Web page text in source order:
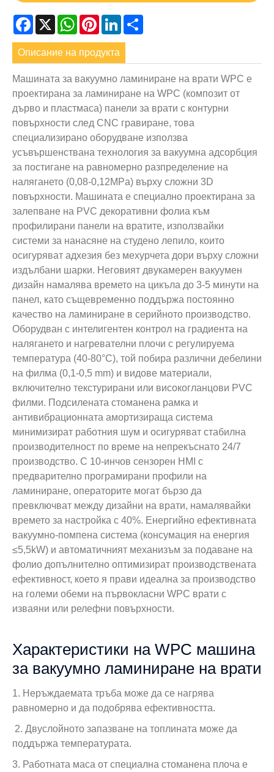
Facebook
X WhatsApp
PinterestLinkedIn
Описание на продукта
Машината за вакуумно ламиниране на врати WPC е
проектирана за ламиниране на WPC (композит от
дърво и пластмаса) панели за врати с контурни
повърхности след CNC гравиране, това
специализирано оборудване използва
усъвършенствана технология за вакуумна адсорбция
за постигане на равномерно разпределение на
налягането (0,08-0,12MPa) върху сложни 3D
повърхности. Машината е специално проектирана за
залепване на PVC декоративни фолиа към
профилирани панели на вратите, използвайки
системи за нанасяне на студено лепило, които
осигуряват адхезия без мехурчета дори върху сложни
издълбани шарки. Неговият двукамерен вакуумен
дизайн намалява времето на цикъла до 3-5 минути на
панел, като същевременно поддържа постоянно
качество на ламиниране в серийното производство.
Оборудван с интелигентен контрол на градиента на
налягането и нагревателни плочи с регулируема
температура (40-80°C), той побира различни дебелини
на филма (0,1-0,5 mm) и видове материали,
включително текстурирани или високогланцови PVC
филми. Подсилената стоманена рамка и
антивибрационната амортизираща система
минимизират работния шум и осигуряват стабилна
производителност по време на непрекъснато 24/7
производство. С 10-инчов сензорен HMI с
предварително програмирани профили на
ламиниране, операторите могат бързо да
превключват между дизайни на врати, намалявайки
времето за настройка с 40%. Енергийно ефективната
вакуумно-помпена система (консумация на енергия
≤5,5kW) и автоматичният механизъм за подаване на
фолио допълнително оптимизират производствената
ефективност, което я прави идеална за производство
на големи обеми на първокласни WPC врати с
изваяни или релефни повърхности.
Характеристики на WPC машина
за вакуумно ламиниране на врати
1. Неръждаемата тръба може да се нагрява
равномерно и да подобрява ефективността.
2. Двуслойното запазване на топлината може да
поддържа температурата.
3. Работната маса от специална стоманена плоча е